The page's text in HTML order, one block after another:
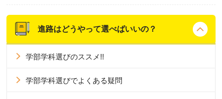
進路はどうやって選べばいいの？
学部学科選びのススメ!!
学部学科選びでよくある疑問